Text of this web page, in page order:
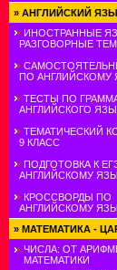
» АНГЛИЙСКИЙ
ИНОСТРАННЫЕ
РАЗГОВОРНЫЕ
ПО АНГЛИЙСКОМУ
ТЕСТЫ ПО
АНГЛИЙСКОГО
ТЕМАТИЧЕСКИЙ
9 КЛАСС
ПОДГОТОВКА К
АНГЛИЙСКОМУ
КРОССВОРДЫ ПО
АНГЛИЙСКОМУ
» МАТЕМАТИКА -
ЧИСЛА: ОТ
МАТЕМАТИКИ